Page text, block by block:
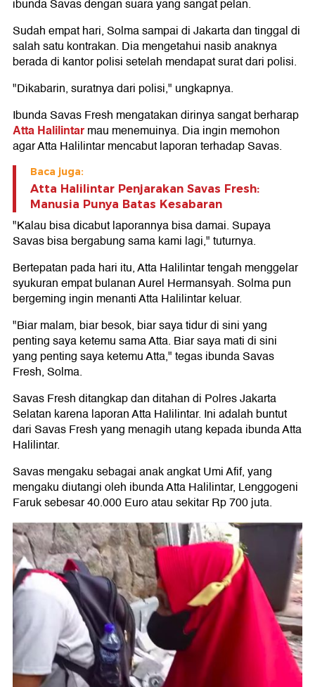
ibunda Savas dengan suara yang sangat pelan.
Sudah empat hari, Solma sampai di Jakarta dan tinggal di
salah satu kontrakan. Dia mengetahui nasib anaknya
berada di kantor polisi setelah mendapat surat dari polisi.
"Dikabarin, suratnya dari polisi," ungkapnya.
Ibunda Savas Fresh mengatakan dirinya sangat berharap
Atta Halilintarmau menemuinya. Dia ingin memohon
agar Atta Halilintar mencabut laporan terhadap Savas.
Baca juga:
Atta Halilintar Penjarakan Savas Fresh:
Manusia Punya Batas Kesabaran
"Kalau bisa dicabut laporannya bisa damai. Supaya
Savas bisa bergabung sama kami lagi," tuturnya.
Bertepatan pada hari itu, Atta Halilintar tengah menggelar
syukuran empat bulanan Aurel Hermansyah. Solma pun
bergeming ingin menanti Atta Halilintar keluar.
"Biar malam, biar besok, biar saya tidur di sini yang
penting saya ketemu sama Atta. Biar saya mati di sini
yang penting saya ketemu Atta," tegas ibunda Savas
Fresh, Solma.
Savas Fresh ditangkap dan ditahan di Polres Jakarta
Selatan karena laporan Atta Halilintar. Ini adalah buntut
dari Savas Fresh yang menagih utang kepada ibunda Atta
Halilintar.
Savas mengaku sebagai anak angkat Umi Afif, yang
mengaku diutangi oleh ibunda Atta Halilintar, Lenggogeni
Faruk sebesar 40.000 Euro atau sekitar Rp 700 juta.